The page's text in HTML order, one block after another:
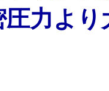
圧力よ